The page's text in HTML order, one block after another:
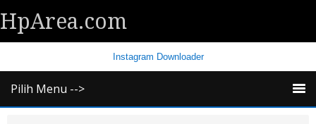
HpArea.com
Instagram Downloader
Pilih Menu -->